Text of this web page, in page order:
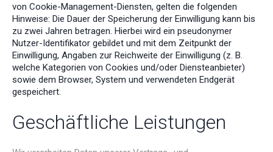
von Cookie-Management-Diensten, gelten die folgenden
Hinweise: Die Dauer der Speicherung der Einwilligung kann bis
zu zwei Jahren betragen. Hierbei wird ein pseudonymer
Nutzer-Identifikator gebildet und mit dem Zeitpunkt der
Einwilligung, Angaben zur Reichweite der Einwilligung (z. B.
welche Kategorien von Cookies und/oder Diensteanbieter)
sowie dem Browser, System und verwendeten Endgerät
gespeichert.
Geschäftliche Leistungen